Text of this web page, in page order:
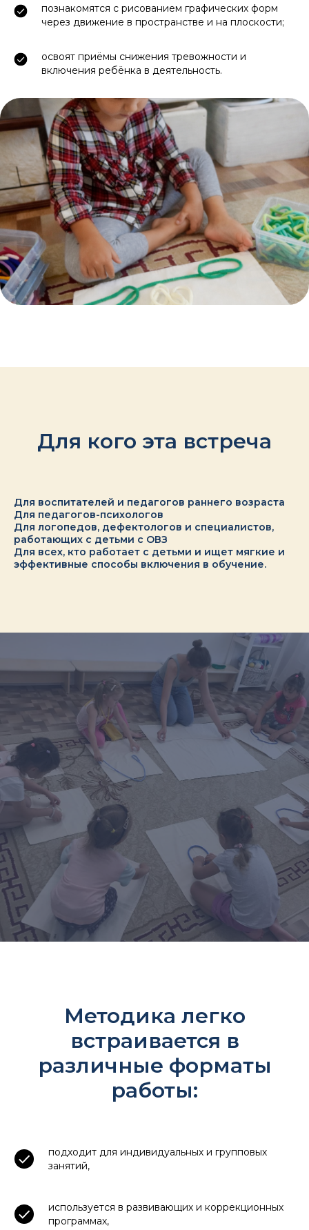
познакомятся с рисованием графических форм
через движение в пространстве и на плоскости;
освоят приёмы снижения тревожности и
включения ребёнка в деятельность.
Для кого эта встреча
Для воспитателей и педагогов раннего возраста
Для педагогов-психологов
Для логопедов, дефектологов и специалистов,
работающих с детьми с ОВЗ
Для всех, кто работает с детьми и ищет мягкие и
эффективные способы включения в обучение.
Методика легко
встраивается в
различные форматы
работы:
подходит для индивидуальных и групповых
занятий,
используется в развивающих и коррекционных
программах,